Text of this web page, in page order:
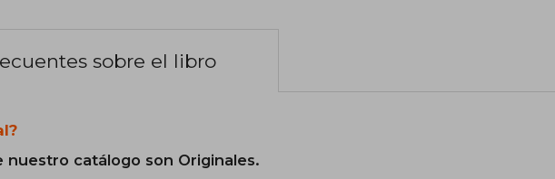
sobre el libro
nuestro catálogo son Originales.